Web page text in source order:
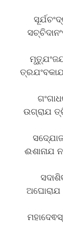
ଉଗ୍ରାଯ
ଈଶାନାଯ
ଅଘୋରାଯ